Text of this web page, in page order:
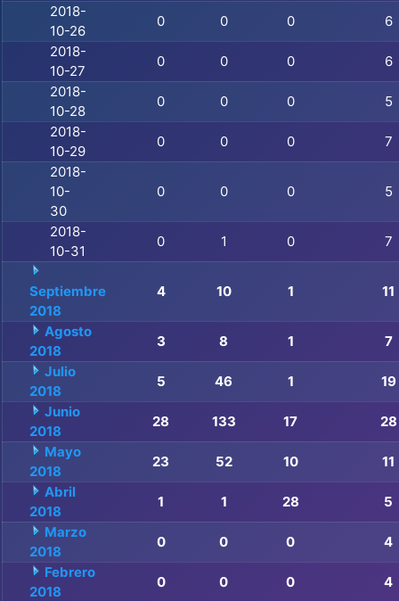
2018-
10-26
0 0 0
6
2018-
10-27
0 0 0
6
2018-
10-28
0 0 0
5
2018-
10-29
0 0 0
7
2018-
10-
30
0 0 0 5
2018-
10-31
0 1 0 7
Septiembre
2018
4 10 1 11
Agosto
2018
3 8 1
7
Julio
2018
5 46 1
19
Junio
2018
28 133 17
28
Mayo
2018
23 52 10
11
Abril
2018
1 1 28
5
Marzo
2018
0 0 0
4
Febrero
2018
0 0 0
4